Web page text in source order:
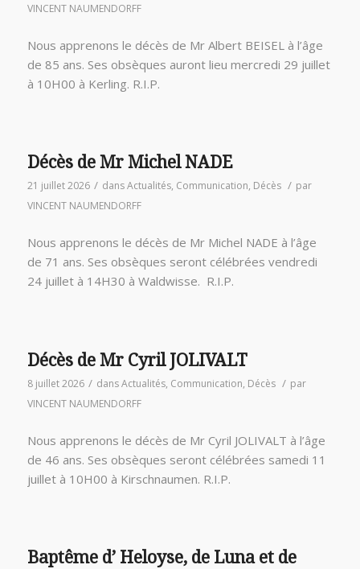
VINCENT NAUMENDORFF
Nous apprenons le décès de Mr Albert BEISEL à l’âge
de 85 ans. Ses obsèques auront lieu mercredi 29 juillet
à 10H00 à Kerling. R.I.P.
Décès de Mr Michel NADE
21 juillet 2026 / dansActualités, Communication, Décès / par
VINCENT NAUMENDORFF
Nous apprenons le décès de Mr Michel NADE à l’âge
de 71 ans. Ses obsèques seront célébrées vendredi
24 juillet à 14H30 à Waldwisse. R.I.P.
Décès de Mr Cyril JOLIVALT
8 juillet 2026 / dansActualités, Communication, Décès / par
VINCENT NAUMENDORFF
Nous apprenons le décès de Mr Cyril JOLIVALT à l’âge
de 46 ans. Ses obsèques seront célébrées samedi 11
juillet à 10H00 à Kirschnaumen. R.I.P.
Baptême d’ Heloyse, de Luna et de